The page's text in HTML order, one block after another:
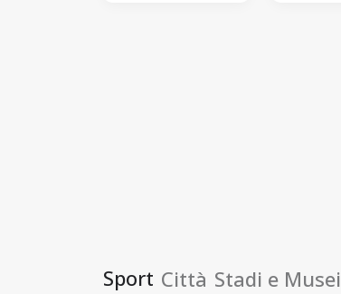
Sport Città Stadi e Musei